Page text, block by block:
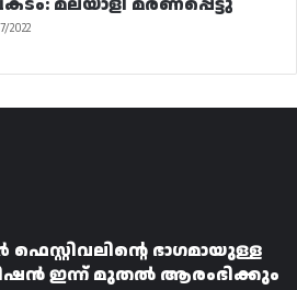
2022
ഭാഗമായുള്ള
ഇന്ന് മുതൽ ആരംഭിക്കും